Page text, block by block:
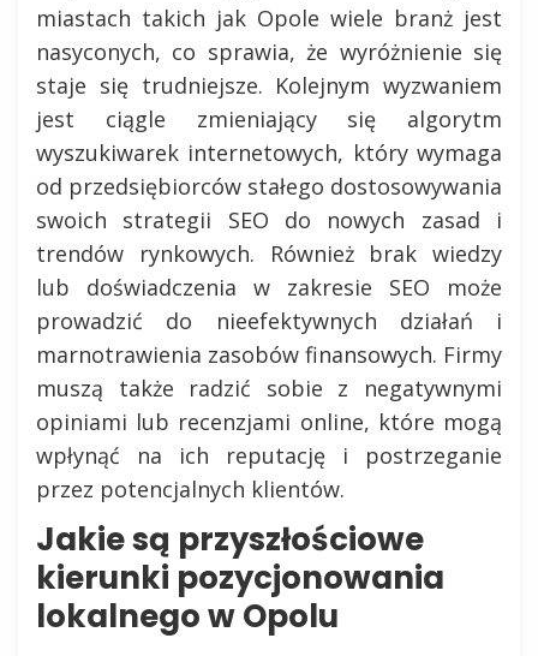
miastach takich jak Opole wiele branż jest
nasyconych, co sprawia, że wyróżnienie się
staje się trudniejsze. Kolejnym wyzwaniem
jest ciągle zmieniający się algorytm
wyszukiwarek internetowych, który wymaga
od przedsiębiorców stałego dostosowywania
swoich strategii SEO do nowych zasad i
trendów rynkowych. Również brak wiedzy
lub doświadczenia w zakresie SEO może
prowadzić do nieefektywnych działań i
marnotrawienia zasobów finansowych. Firmy
muszą także radzić sobie z negatywnymi
opiniami lub recenzjami online, które mogą
wpłynąć na ich reputację i postrzeganie
przez potencjalnych klientów.
Jakie są przyszłościowe
kierunki pozycjonowania
lokalnego w Opolu